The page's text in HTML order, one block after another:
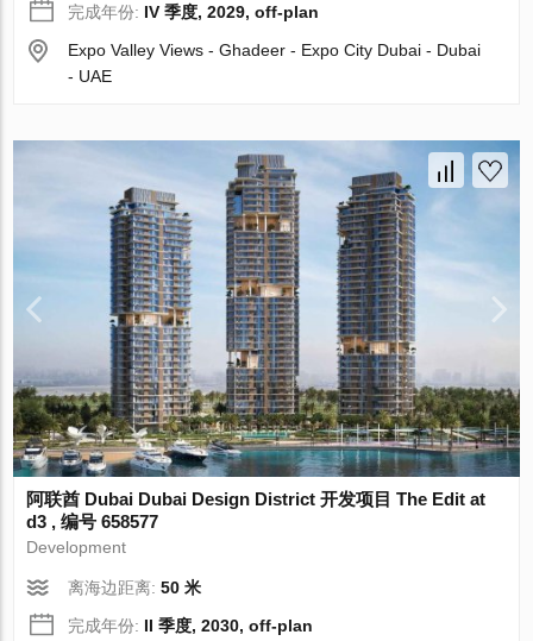
完成年份: IV 季度, 2029, off-plan
Expo Valley Views - Ghadeer - Expo City Dubai - Dubai
- UAE
阿联酋 Dubai Dubai Design District 开发项目 The Edit at
d3 , 编号 658577
Development
离海边距离:50 米
完成年份: II 季度, 2030, off-plan